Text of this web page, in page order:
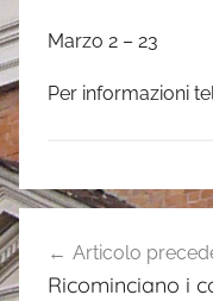
Marzo 2 – 23
Per informazioni
.
Navigazione
articoli
Articolo
Ricominciano i